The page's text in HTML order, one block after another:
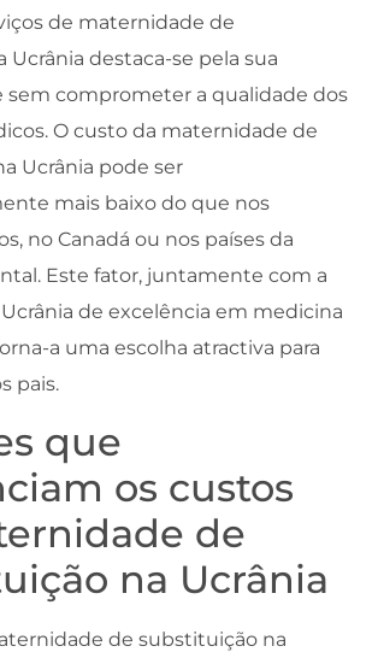
de maternidade de
Ucrânia destaca-se pela sua
sem comprometer a qualidade dos
O custo da maternidade de
Ucrânia pode ser
mais baixo do que nos
no Canadá ou nos países da
Este fator, juntamente com a
de excelência em medicina
a uma escolha atractiva para
pais.
que
os custos
de
na Ucrânia
de substituição na